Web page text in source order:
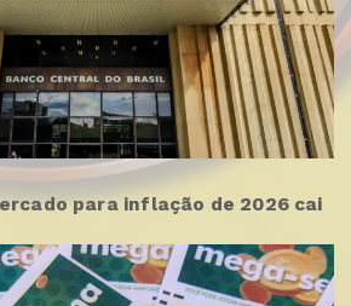
para inflação de 2026 cai